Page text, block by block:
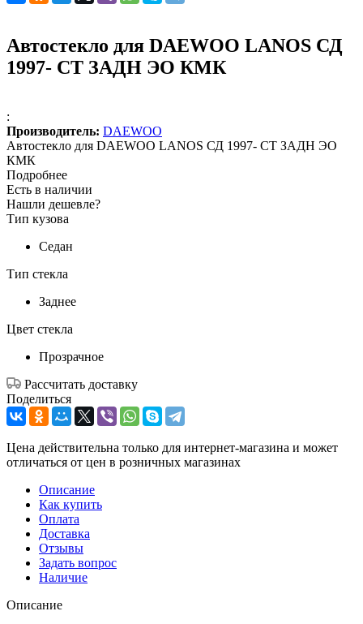
Автостекло для DAEWOO LANOS СД
1997- СТ ЗАДН ЭО КМК
:
Производитель: DAEWOO
Автостекло для DAEWOO LANOS СД 1997- СТ ЗАДН ЭО
КМК
Подробнее
Есть в наличии
Нашли дешевле?
Тип кузова
Седан
Тип стекла
Заднее
Цвет стекла
Прозрачное
Рассчитать доставку
Поделиться
Цена действительна только для интернет-магазина и может
отличаться от цен в розничных магазинах
Описание
Как купить
Оплата
Доставка
Отзывы
Задать вопрос
Наличие
Описание